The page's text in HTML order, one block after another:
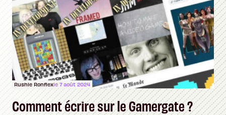
Rushie Ronflexle 7 août 2024
Comment écrire sur le Gamergate ?